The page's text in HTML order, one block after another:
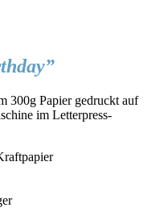
300g Papier gedruckt auf
im Letterpress-